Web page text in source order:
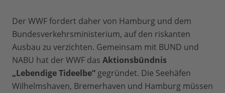
Der WWF fordert daher von Hamburg und dem
Bundesverkehrsministerium, auf den riskanten
Ausbau zu verzichten. Gemeinsam mit BUND und
NABU hat der WWF das Aktionsbündnis
„Lebendige Tideelbe“ gegründet. Die Seehäfen
Wilhelmshaven, Bremerhaven und Hamburg müssen